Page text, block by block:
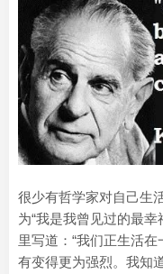
很少有哲学家对自己生
为“我是我曾见过的最
里写道：“我们正生活
有变得更为强烈。我知